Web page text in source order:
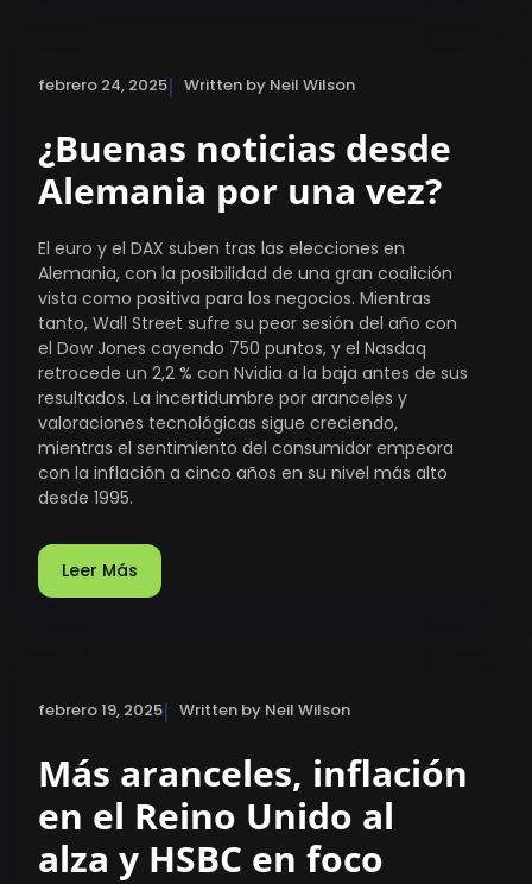
febrero 24, 2025| Written by Neil Wilson
¿Buenas noticias desde
Alemania por una vez?
El euro y el DAX suben tras las elecciones en
Alemania, con la posibilidad de una gran coalición
vista como positiva para los negocios. Mientras
tanto, Wall Street sufre su peor sesión del año con
el Dow Jones cayendo 750 puntos, y el Nasdaq
retrocede un 2,2 % con Nvidia a la baja antes de sus
resultados. La incertidumbre por aranceles y
valoraciones tecnológicas sigue creciendo,
mientras el sentimiento del consumidor empeora
con la inflación a cinco años en su nivel más alto
desde 1995.
Leer Más
febrero 19, 2025| Written by Neil Wilson
Más aranceles, inflación
en el Reino Unido al
alza y HSBC en foco